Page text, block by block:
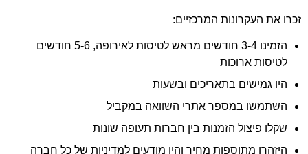
זכרו את העקרונות המרכזיים:
הזמינו 3-4 חודשים מראש לטיסות לאירופה, 5-6 חודשים
לטיסות ארוכות
היו גמישים בתאריכים ובשעות
השתמשו במספר אתרי השוואה במקביל
שקלו פיצול הזמנות בין חברות תעופה שונות
היזהרו מתוספות מחיר והיו מודעים למדיניות של כל חברה